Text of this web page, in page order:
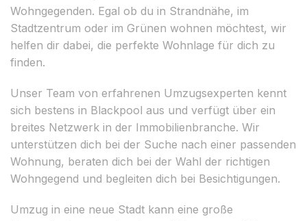
Wohngegenden. Egal ob du in Strandnähe, im
Stadtzentrum oder im Grünen wohnen möchtest, wir
helfen dir dabei, die perfekte Wohnlage für dich zu
finden.
Unser Team von erfahrenen Umzugsexperten kennt
sich bestens in Blackpool aus und verfügt über ein
breites Netzwerk in der Immobilienbranche. Wir
unterstützen dich bei der Suche nach einer passenden
Wohnung, beraten dich bei der Wahl der richtigen
Wohngegend und begleiten dich bei Besichtigungen.
Umzug in eine neue Stadt kann eine große